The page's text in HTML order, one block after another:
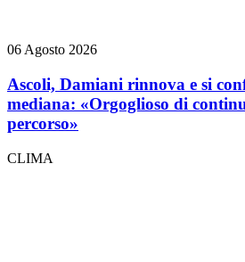
06 Agosto 2026
Ascoli, Damiani rinnova e si
mediana: «Orgoglioso di
percorso»
CLIMA